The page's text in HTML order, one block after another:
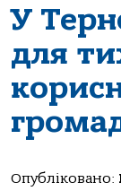
У
для
Опубліковано: